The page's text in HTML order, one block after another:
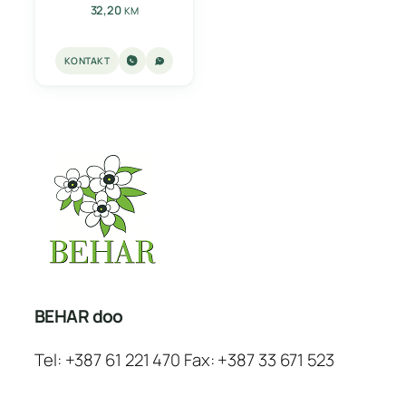
32,20 KM
KONTAKT
BEHAR doo
Tel: +387 61 221 470 Fax: +387 33 671 523